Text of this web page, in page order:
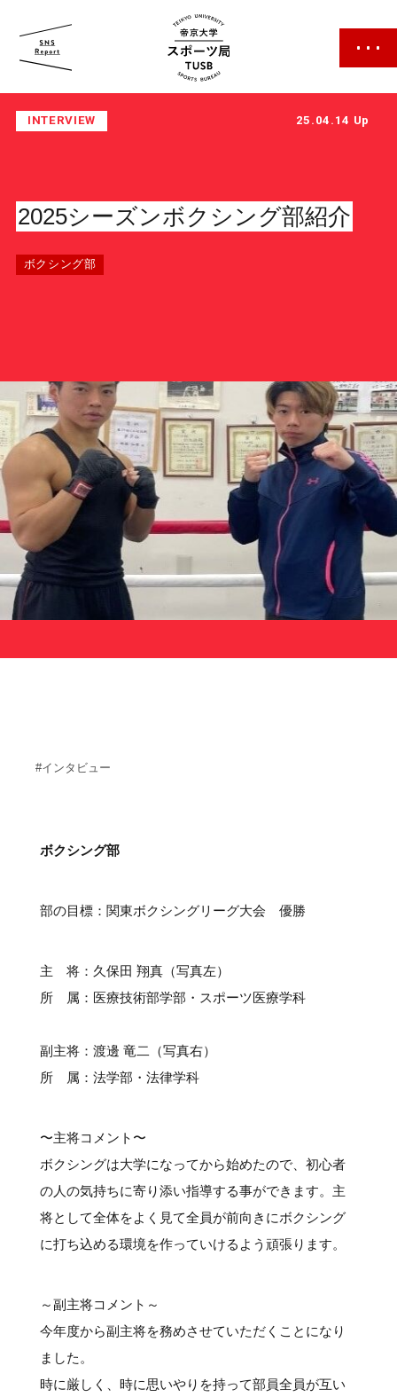
帝京大学 スポーツ局
スポーツ局について
サポーターの会 カレンダー
お知らせ
サポート情報
運動部支援
お問い合わせ
プライバシーポリシー
#メディア情報#キャンプ
INTERVIEW 25.04.14 Up
2025シーズンボクシング部紹介
ボクシング部
#インタビュー
ボクシング部
部の目標：関東ボクシングリーグ大会 優勝
主 将：久保田 翔真（写真左）
所 属：医療技術部学部・スポーツ医療学科
副主将：渡邊 竜二（写真右）
所 属：法学部・法律学科
〜主将コメント〜
ボクシングは大学になってから始めたので、初心者
の人の気持ちに寄り添い指導する事ができます。主
将として全体をよく見て全員が前向きにボクシング
に打ち込める環境を作っていけるよう頑張ります。
～副主将コメント～
今年度から副主将を務めさせていただくことになり
ました。
時に厳しく、時に思いやりを持って部員全員が互い